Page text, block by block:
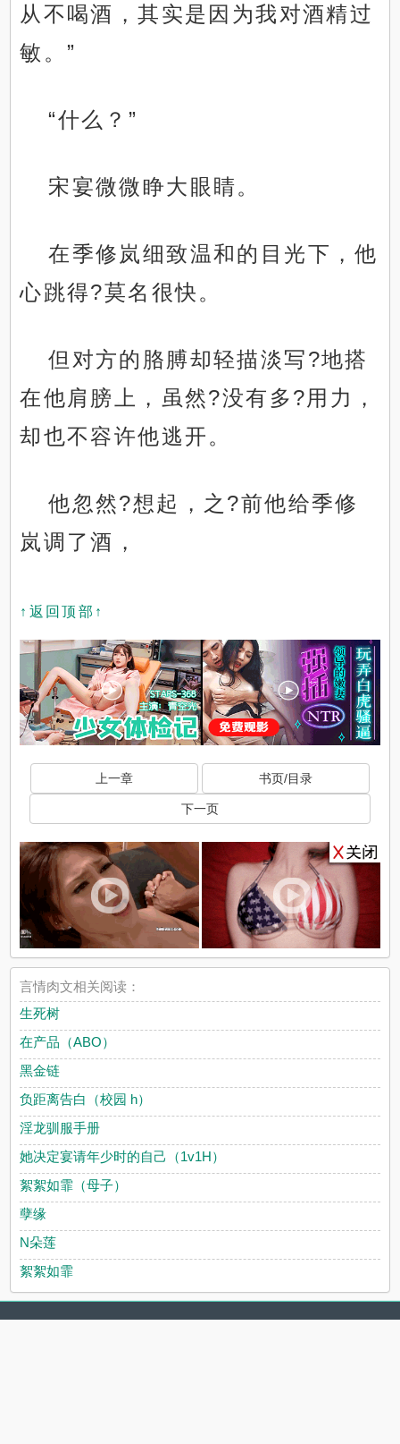
从不喝酒，其实是因为我对酒精过
敏。”
“什么？”
宋宴微微睁大眼睛。
在季修岚细致温和的目光下，他
心跳得?莫名很快。
但对方的胳膊却轻描淡写?地搭
在他肩膀上，虽然?没有多?用力，
却也不容许他逃开。
他忽然?想起，之?前他给季修
岚调了酒，
↑返回顶部↑
上一章 书页/目录
下一页
言情肉文相关阅读：
生死树
在产品（ABO）
黑金链
负距离告白（校园 h）
淫龙驯服手册
她决定宴请年少时的自己（1v1H）
絮絮如霏（母子）
孽缘
N朵莲
絮絮如霏